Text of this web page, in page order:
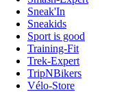
Sneak'In
Sneakids
Sport is good
Training-Fit
Trek-Expert
TripNBikers
Vélo-Store